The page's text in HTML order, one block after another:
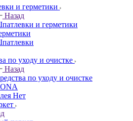
и герметики
Назад
и герметики
по уходу и очистке
Назад
по уходу и очистке
Нет